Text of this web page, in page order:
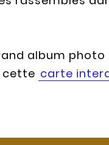
album photo
cette carte